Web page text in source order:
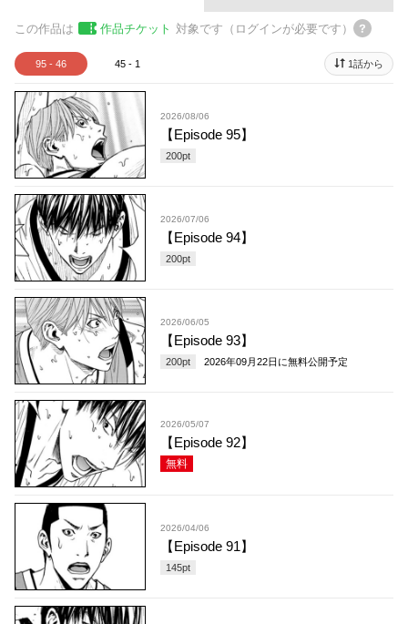
この作品は 作品チケット 対象です（ログインが必要です）
95 - 46 45 - 1 1話から
2026/08/06
【Episode 95】
200pt
2026/07/06
【Episode 94】
200pt
2026/06/05
【Episode 93】
200pt 2026年09月22日 に無料公開予定
2026/05/07
【Episode 92】
無料
2026/04/06
【Episode 91】
145pt